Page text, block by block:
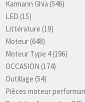
Karmann Ghia (546)
LED (15)
Littérature (19)
Moteur(648)
Moteur Type 4(196)
OCCASION (174)
Outillage (54)
Pièces moteur